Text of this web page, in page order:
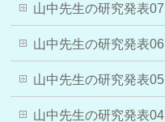
山中先生の研究発表07
山中先生の研究発表06
山中先生の研究発表05
山中先生の研究発表04